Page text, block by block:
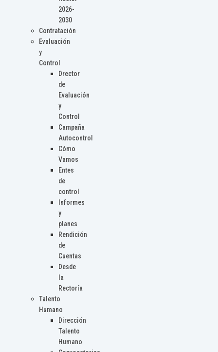
2026-
2030
Contratación
Evaluación
y
Control
Drector
de
Evaluación
y
Control
Campaña
Autocontrol
Cómo
Vamos
Entes
de
control
Informes
y
planes
Rendición
de
Cuentas
Desde
la
Rectoría
Talento
Humano
Dirección
Talento
Humano